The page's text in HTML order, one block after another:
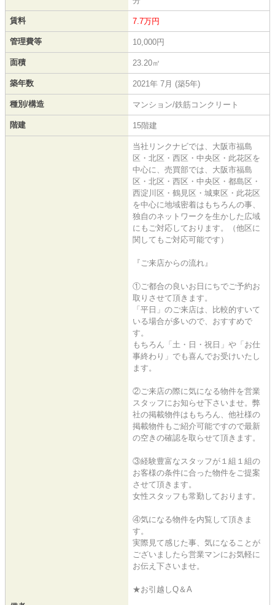
賃料 7.7万円
管理費等 10,000円
面積 23.20㎡
築年数 2021年 7月 (築5年)
種別/構造 マンション/鉄筋コンクリート
階建 15階建
当社リンクナビでは、大阪市福島
区・北区・西区・中央区・此花区を
中心に、売買部では、大阪市福島
区・北区・西区・中央区・都島区・
西淀川区・鶴見区・城東区・此花区
を中心に地域密着はもちろんの事、
独自のネットワークを生かした広域
にもご対応しております。（他区に
関してもご対応可能です）
『ご来店からの流れ』
①ご都合の良いお日にちでご予約お
取りさせて頂きます。
「平日」のご来店は、比較的すいて
いる場合が多いので、おすすめで
す。
もちろん「土・日・祝日」や「お仕
事終わり」でも喜んでお受けいたし
ます。
②ご来店の際に気になる物件を営業
スタッフにお知らせ下さいませ。弊
社の掲載物件はもちろん、他社様の
掲載物件もご紹介可能ですので最新
の空きの確認を取らせて頂きます。
③経験豊富なスタッフが１組１組の
お客様の条件に合った物件をご提案
させて頂きます。
女性スタッフも常勤しております。
④気になる物件を内覧して頂きま
す。
実際見て感じた事、気になることが
ございましたら営業マンにお気軽に
お伝え下さいませ。
★お引越しQ＆A